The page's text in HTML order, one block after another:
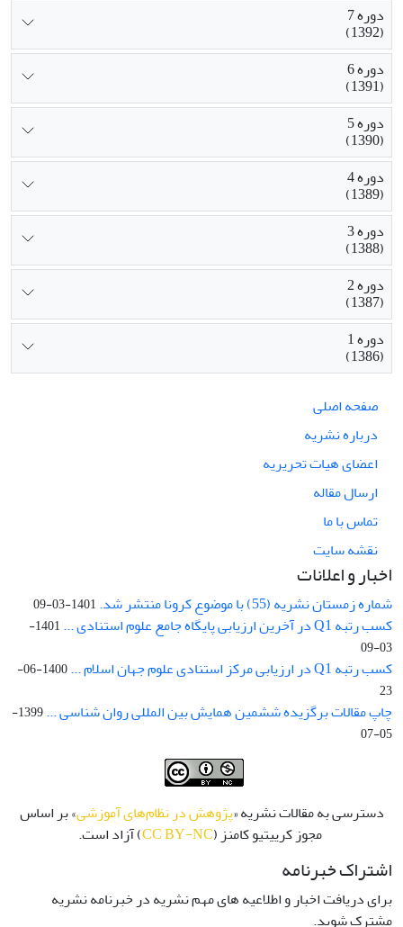
دوره 7
(1392)
دوره 6
(1391)
دوره 5
(1390)
دوره 4
(1389)
دوره 3
(1388)
دوره 2
(1387)
دوره 1
(1386)
صفحه اصلی
درباره نشریه
اعضای هیات تحریریه
ارسال مقاله
تماس با ما
نقشه سایت
اخبار و اعلانات
شماره زمستان نشریه (55) با موضوع کرونا منتشر شد. 1401-03-09
کسب رتبه Q1 در آخرین ارزیابی پایگاه جامع علوم استنادی ...
1401-
03-09
کسب رتبه Q1 در ارزیابی مرکز استنادی علوم جهان اسلام ...
1400-06-
23
چاپ مقالات برگزیده ششمین همایش بین المللی روان شناسی ...
1399-
05-07
دسترسی به مقالات نشریه «پژوهش در نظام‌های آموزشی» بر اساس
مجوز کرییتیو کامنز (CC BY-NC) آزاد است.
اشتراک خبرنامه
برای دریافت اخبار و اطلاعیه های مهم نشریه در خبرنامه نشریه
مشترک شوید.